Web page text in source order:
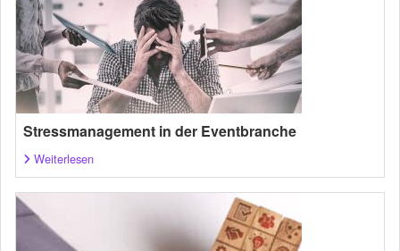
Stressmanagement in der Eventbranche
Weiterlesen